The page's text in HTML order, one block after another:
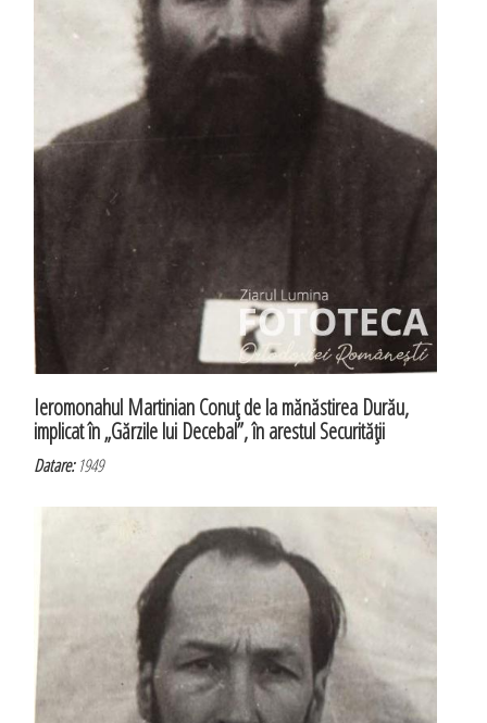
Ieromonahul Martinian Conuţ de la mănăstirea Durău,
implicat în „Gărzile lui Decebal”, în arestul Securităţii
Datare:1949